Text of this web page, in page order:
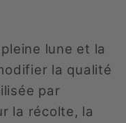
lune et la
la qualité
par
la récolte, la